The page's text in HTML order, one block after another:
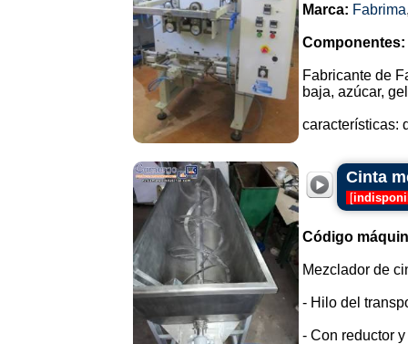
Marca: Fabrima
Componentes:
Fabricante de
baja, azúcar,
características:
Cinta
[
Código
Mezclador de
- Hilo del
- Con reductor y